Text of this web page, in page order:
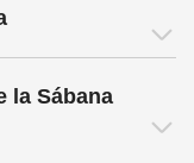
la Sábana